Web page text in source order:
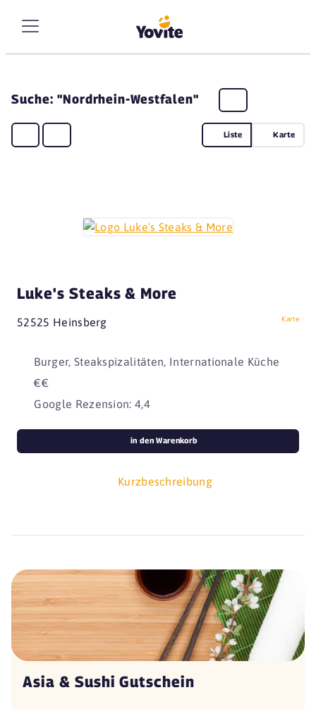
Suche: "Nordrhein-Westfalen"
Liste Karte
Luke's Steaks & More
52525 Heinsberg Karte
Burger, Steakspizalitäten, Internationale Küche
€€
Google Rezension: 4,4
Kurzbeschreibung
in den Warenkorb
Asia & Sushi Gutschein